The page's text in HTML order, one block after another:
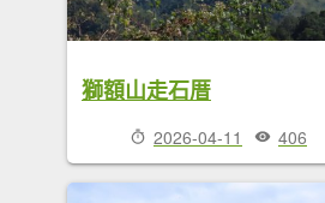
獅額山走石厝
2026-04-11 406